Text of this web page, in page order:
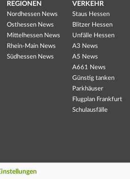
REGIONEN
Nordhessen News
Osthessen News
Mittelhessen News
Rhein-Main News
Südhessen News
VERKEHR
Staus Hessen
Blitzer Hessen
Unfälle Hessen
A3 News
A5 News
A661 News
Günstig tanken
Parkhäuser
Flugplan Frankfurt
Schulausfälle